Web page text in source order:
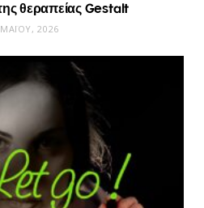
θεραπείας Gestalt
2026